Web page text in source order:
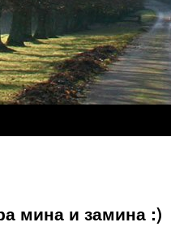
мина и замина :)